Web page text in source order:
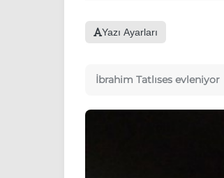
Yazı Ayarları
İbrahim Tatlıses evleniyor